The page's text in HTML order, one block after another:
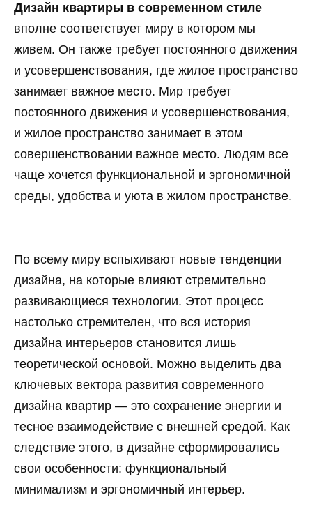
Дизайн квартиры в современном стиле
вполне соответствует миру в котором мы
живем. Он также требует постоянного движения
и усовершенствования, где жилое пространство
занимает важное место. Мир требует
постоянного движения и усовершенствования,
и жилое пространство занимает в этом
совершенствовании важное место. Людям все
чаще хочется функциональной и эргономичной
среды, удобства и уюта в жилом пространстве.
По всему миру вспыхивают новые тенденции
дизайна, на которые влияют стремительно
развивающиеся технологии. Этот процесс
настолько стремителен, что вся история
дизайна интерьеров становится лишь
теоретической основой. Можно выделить два
ключевых вектора развития современного
дизайна квартир — это сохранение энергии и
тесное взаимодействие с внешней средой. Как
следствие этого, в дизайне сформировались
свои особенности: функциональный
минимализм и эргономичный интерьер.